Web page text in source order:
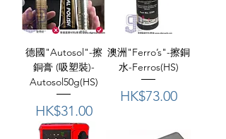
德國"Autosol"-擦
銅膏 (吸塑裝)-
Autosol50g(HS)
價格
HK$31.00
澳洲"Ferro’s"-擦銅
⽔-Ferros(HS)
價格
HK$73.00